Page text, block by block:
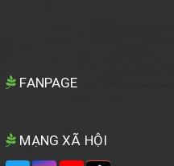
FANPAGE
MẠNG XÃ HỘI